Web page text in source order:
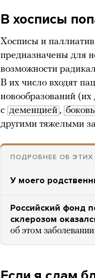
В хосписы
Хосписы и
предназначены для
возможности
В их число входят
новообразований
с деменцией ,
другими тяжелыми
ПОДРОБНЕЕ ОБ ЭТИХ
У моего
Российский фонд
склерозом
об этом заболевании